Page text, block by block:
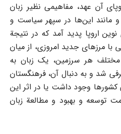
آن عهد، مفاهیمی نظیر زبان
مانند این‌ها در سپهر سیاست و
اروپا پدید آمد که در نتیجة
با مرزهای جدید امروزی، از میان
هر سرزمین، یک زبان به
شد و به دنبال آن، فرهنگستان
وجود داشت یا در اثر این
توسعه و بهبود و مطالعة زبان